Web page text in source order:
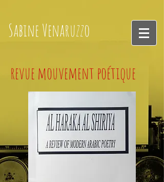
SabineVenaruzzo
revue mouvement poétique